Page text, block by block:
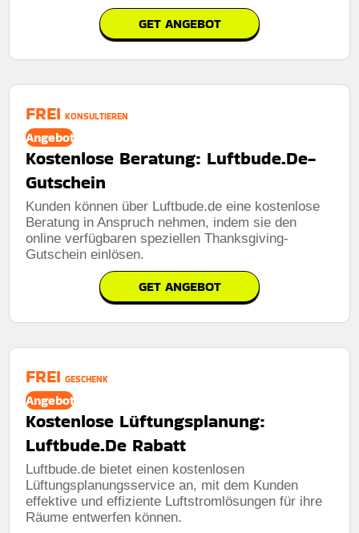
GET ANGEBOT
FREI KONSULTIEREN
Angebot
Kostenlose Beratung: Luftbude.De-
Gutschein
Kunden können über Luftbude.de eine kostenlose
Beratung in Anspruch nehmen, indem sie den
online verfügbaren speziellen Thanksgiving-
Gutschein einlösen.
GET ANGEBOT
FREI GESCHENK
Angebot
Kostenlose Lüftungsplanung:
Luftbude.De Rabatt
Luftbude.de bietet einen kostenlosen
Lüftungsplanungsservice an, mit dem Kunden
effektive und effiziente Luftstromlösungen für ihre
Räume entwerfen können.